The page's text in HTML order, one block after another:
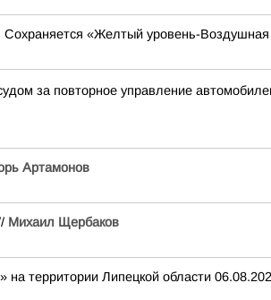
«Желтый уровень-
за повторное управление
Артамонов
Михаил Щербаков
на территории Липецкой области